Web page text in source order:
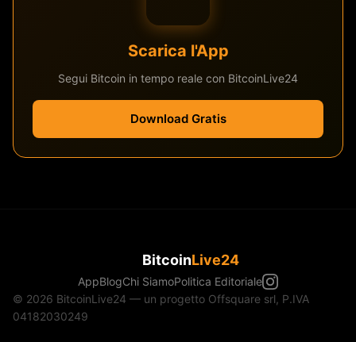
Scarica l'App
Segui Bitcoin in tempo reale con BitcoinLive24
Download Gratis
BitcoinLive24
AppBlogChi SiamoPolitica Editoriale
© 2026 BitcoinLive24 — un progetto Offsquare srl, P.IVA
04182030249